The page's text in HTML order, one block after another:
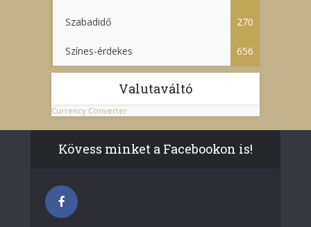
Szabadidő 270
Színes-érdekes 656
Valutaváltó
Currency Converter
Kövess minket a Facebookon is!